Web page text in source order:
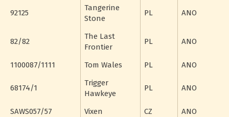
92125
Tangerine
Stone
PL ANO
82/82
The Last
Frontier
PL ANO
1100087/1111 Tom Wales PL ANO
68174/1
Trigger
Hawkeye
PL ANO
SAWS057/57 Vixen CZ
ANO